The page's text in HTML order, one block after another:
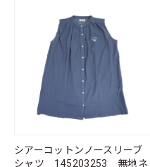
シアーコットンノースリーブ
シャツ 145203253 無地ネ